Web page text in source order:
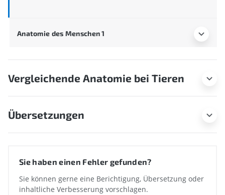
Anatomie des Menschen 1
Vergleichende Anatomie bei Tieren
Übersetzungen
Sie haben einen Fehler gefunden?
Sie können gerne eine Berichtigung, Übersetzung oder
inhaltliche Verbesserung vorschlagen.